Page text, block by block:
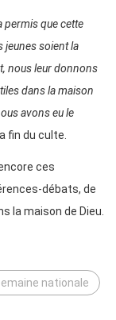
permis que cette
jeunes soient la
nous leur donnons
dans la maison
avons eu le
fin du culte.
ces
débats, de
la maison de Dieu.
nationale